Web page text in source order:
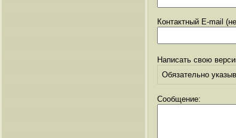
Контактный E-mail
Написать свою
Обязательно
Сообщение: